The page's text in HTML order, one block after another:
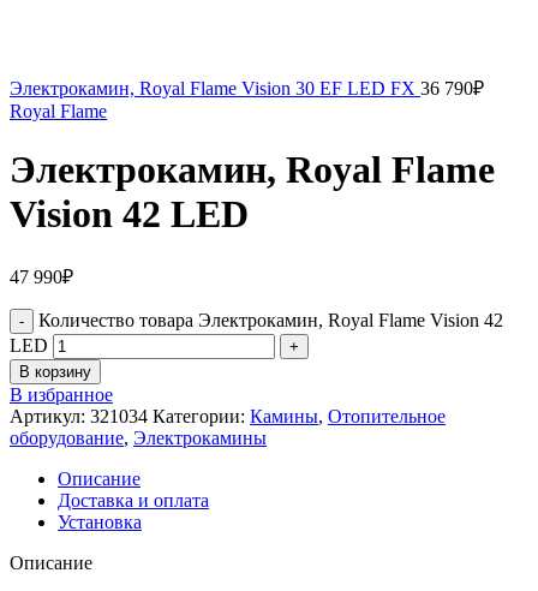
Электрокамин, Royal Flame Vision 30 EF LED FX 36 790₽
Royal Flame
Электрокамин, Royal Flame
Vision 42 LED
47 990₽
Количество товара Электрокамин, Royal Flame Vision 42
LED
В корзину
В избранное
Артикул: 321034 Категории: Камины, Отопительное
оборудование, Электрокамины
Описание
Доставка и оплата
Установка
Описание